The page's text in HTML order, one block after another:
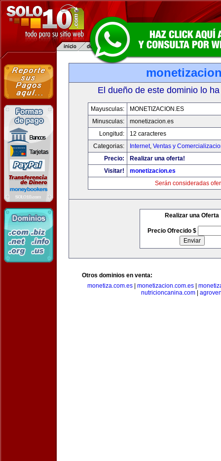
El dueño de este dominio lo
Mayusculas:
MONETIZACION.ES
Minusculas:
monetizacion.es
Longitud:
12 caracteres
Categorias:
Internet, Ventas y
Precio:
Realizar una oferta!
Visitar!
monetizacion.es
Serán consideradas
Realizar una Oferta
Precio Ofrecido $
Otros dominios en venta:
monetiza.com.es| monetizacion.com.es|
nutricioncanina.com